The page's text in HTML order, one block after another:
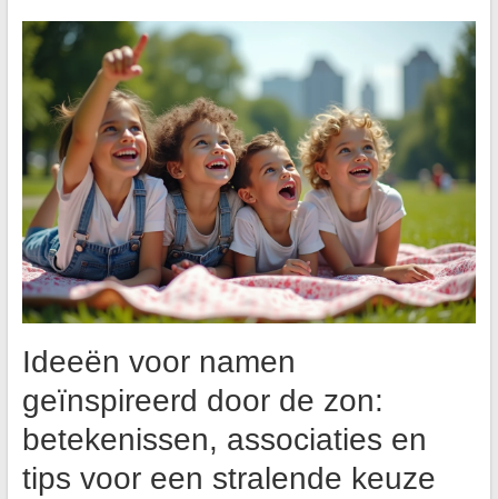
Ideeën voor namen
geïnspireerd door de zon:
betekenissen, associaties en
tips voor een stralende keuze